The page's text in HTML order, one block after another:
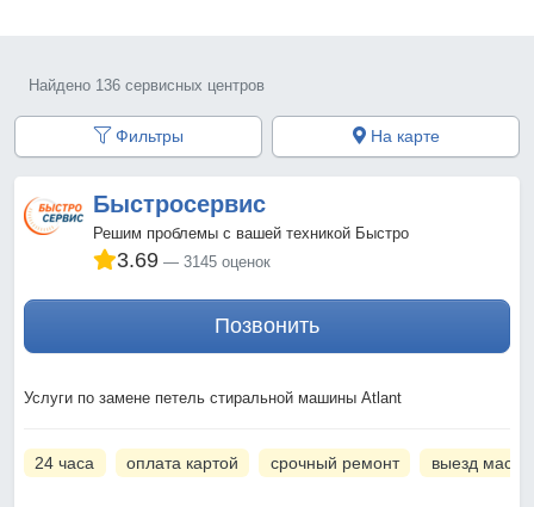
Найдено 136 сервисных центров
Фильтры На карте
Быстросервис
Решим проблемы с вашей техникой Быстро
3.69 3145 оценок
Позвонить
Услуги по замене петель стиральной машины Atlant
24 часа оплата картой срочный ремонт выезд